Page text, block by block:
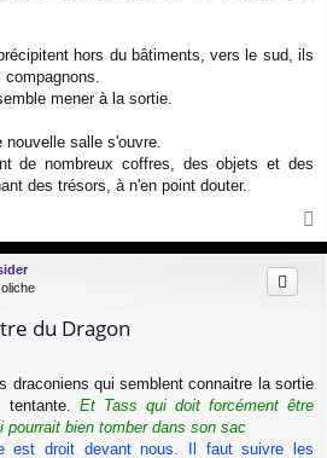
hors du bâtiments, vers le sud, ils
mener à la sortie.
salle s'ouvre.
de nombreux coffres, des objets et des
des trésors, à n'en point douter.
u
du Dragon
draconiens qui semblent connaitre la sortie
Et Tass qui doit forcément être
bien tomber dans son sac
est droit devant nous. Il faut suivre les